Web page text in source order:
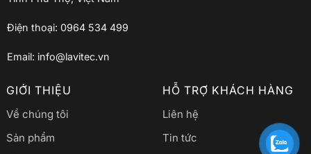
Điện thoại: 0964 534 499
Email: info@lavitec.vn
GIỚI THIỆU
Về chúng tôi
Sản phẩm
HỖ TRỢ KHÁCH HÀNG
Liên hệ
Tin tức